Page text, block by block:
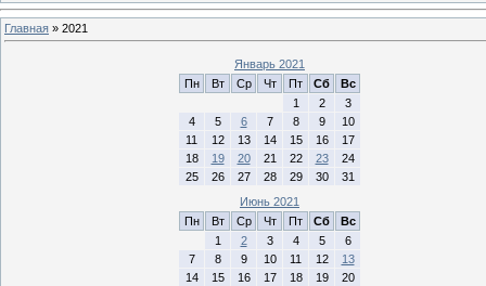
Главная » 2021
Январь 2021
Пн
Вт Ср Чт Пт Сб
Вс
1
2
3
4
5 6 7 8 9
10
11
12 13 14 15 16
17
18
19 20 21 22 23
24
25
26 27 28 29 30
31
Июнь 2021
Пн
Вт Ср Чт Пт Сб
Вс
1
2 3 4 5
6
7
8 9 10 11 12
13
14
15 16 17 18 19
20